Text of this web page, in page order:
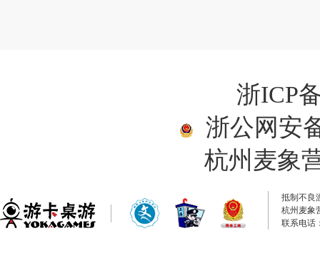
浙ICP
浙公网安
杭州麦象
抵制不良
杭州麦象
联系电话